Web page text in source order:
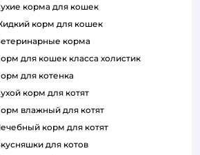
сухие корма для кошек
жидкий корм для кошек
ветеринарные корма
корм для кошек класса холистик
корм для котенка
сухой корм для котят
корм влажный для котят
лечебный корм для котят
вкусняшки для котов